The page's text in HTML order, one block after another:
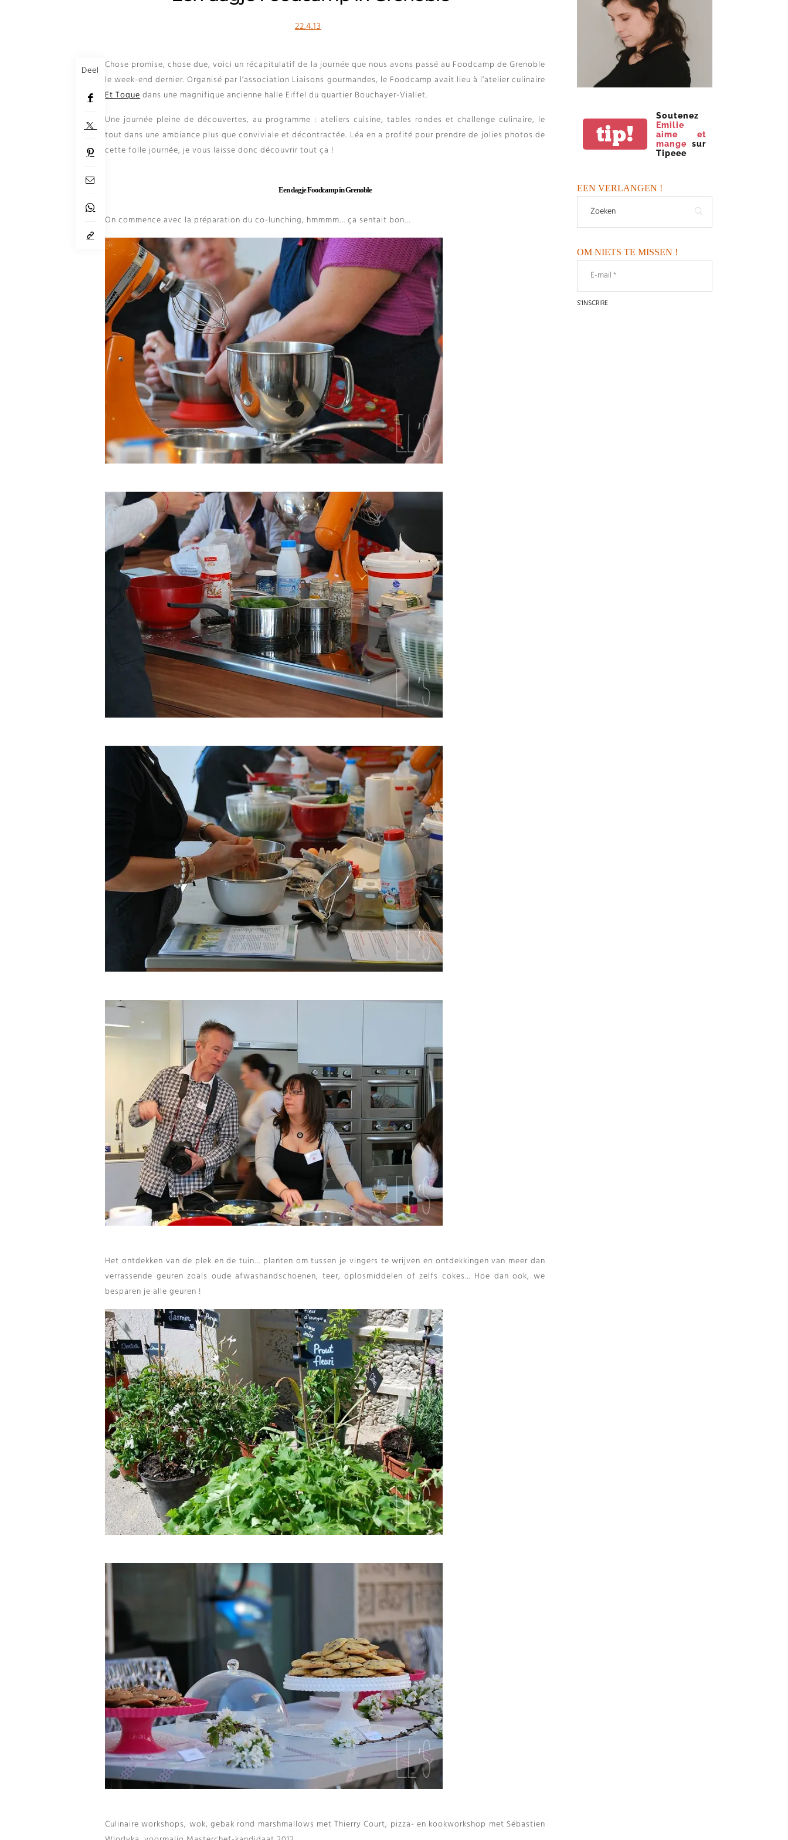
22.4.13
Deel Chose promise,chose due,voici un récapitulatif de la journée que nous avons passé au Foodcamp de Grenoble
le week-end dernier.Organisé par l’association Liaisons gourmandes, le Foodcamp avait lieu à l’atelier culinaire
Et Toquedans une magnifique ancienne halle Eiffel du quartier Bouchayer-Viallet.
Une journée pleine de découvertes,au programme : ateliers cuisine, tables rondes et challenge culinaire, le
tout dans une ambiance plus que conviviale et décontractée. Léa en a profité pour prendre de jolies photos de
cette folle journée,je vous laisse donc découvrir tout ça !
Een dagje Foodcamp in Grenoble
On commence avec la préparation du co-lunching, hmmmm…ça sentait bon…
Het ontdekken van de plek en de tuin… planten om tussen je vingers te wrijven en ontdekkingen van meer dan
verrassende geuren zoals oude afwashandschoenen, teer, oplosmiddelen of zelfs cokes… Hoe dan ook, we
besparen je alle geuren !
Culinaire workshops, wok, gebak rond marshmallows met Thierry Court, pizza- en kookworkshop met Sébastien
tip!
Soutenez
Emilie
aime et
mange sur
Tipeee
EEN VERLANGEN !
OM NIETS TE MISSEN !